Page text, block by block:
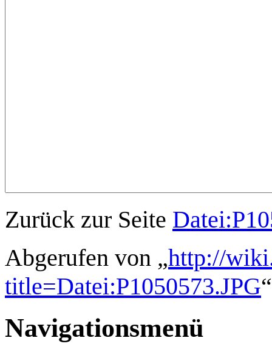
Zurück zur Seite
Abgerufen von „http://
title=Datei:P1050573.JPG“
Navigationsmenü